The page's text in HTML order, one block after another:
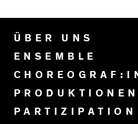
ÜBER UNS
ENSEMBLE
PRODUKTIONEN
PARTIZIPATION